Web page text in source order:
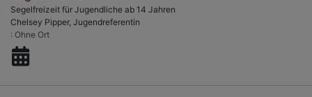
Segelfreizeit für Jugendliche ab 14 Jahren
Chelsey Pipper, Jugendreferentin
Ohne Ort